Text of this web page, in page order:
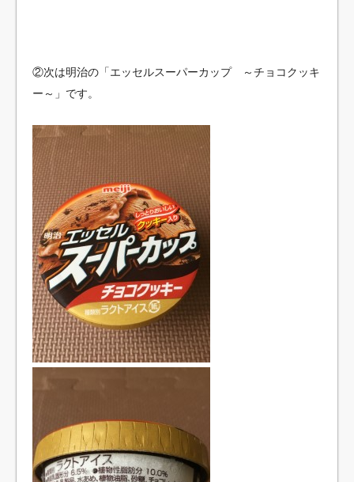
②次は明治の「エッセルスーパーカップ ～チョコクッキ
ー～」です。